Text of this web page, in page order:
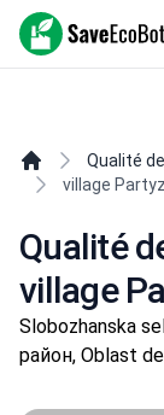
SaveEcoBot
Qualité
village
Qualité
village
Slobozhanska
район, Oblast